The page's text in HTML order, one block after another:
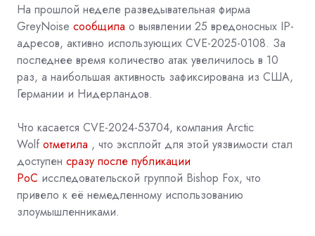
На прошлой неделе разведывательная фирма
GreyNoise сообщила о выявлении 25 вредоносных IP-
адресов, активно использующих CVE-2025-0108. За
последнее время количество атак увеличилось в 10
раз, а наибольшая активность зафиксирована из США,
Германии и Нидерландов.
Что касается CVE-2024-53704, компания Arctic
Wolf отметила , что эксплойт для этой уязвимости стал
доступен сразу после публикации
PoC исследовательской группой Bishop Fox, что
привело к её немедленному использованию
злоумышленниками.